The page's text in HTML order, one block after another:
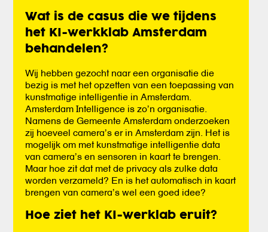
Wat is de casus die we tijdens
het KI-werkklab Amsterdam
behandelen?
Wij hebben gezocht naar een organisatie die
bezig is met het opzetten van een toepassing van
kunstmatige intelligentie in Amsterdam.
Amsterdam Intelligence is zo’n organisatie.
Namens de Gemeente Amsterdam onderzoeken
zij hoeveel camera’s er in Amsterdam zijn. Het is
mogelijk om met kunstmatige intelligentie data
van camera’s en sensoren in kaart te brengen.
Maar hoe zit dat met de privacy als zulke data
worden verzameld? En is het automatisch in kaart
brengen van camera’s wel een goed idee?
Hoe ziet het KI-werklab eruit?